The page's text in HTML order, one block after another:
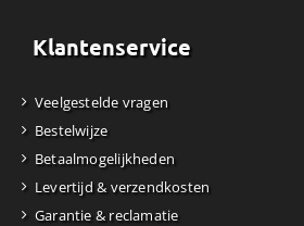
Klantenservice
Veelgestelde vragen
Bestelwijze
Betaalmogelijkheden
Levertijd & verzendkosten
Garantie & reclamatie